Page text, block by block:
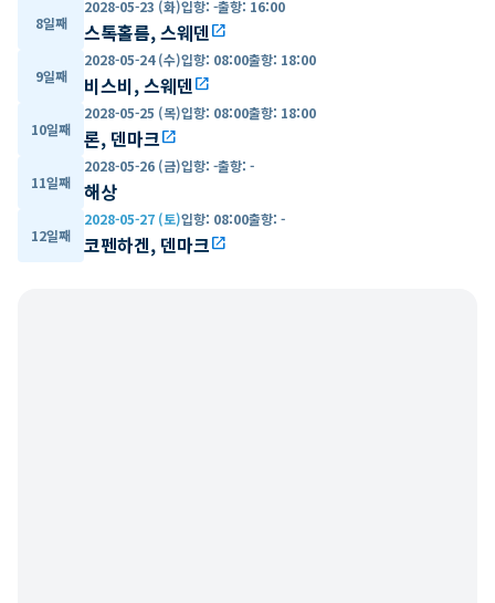
8일째
2028-05-23 (화)입항: -출항: 16:00
스톡홀름, 스웨덴open_in_new
9일째
2028-05-24 (수)입항: 08:00출항: 18:00
비스비, 스웨덴open_in_new
10일째
2028-05-25 (목)입항: 08:00출항: 18:00
론, 덴마크open_in_new
11일째
2028-05-26 (금)입항: -출항: -
해상
12일째
2028-05-27 (토)입항: 08:00출항: -
코펜하겐, 덴마크open_in_new